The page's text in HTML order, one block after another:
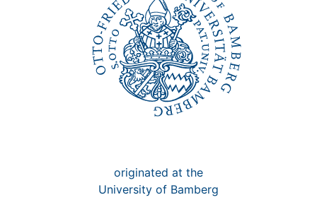
originated at the
University of Bamberg